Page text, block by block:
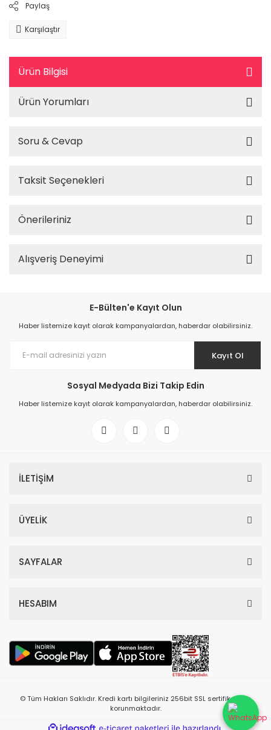
Paylaş
Karşılaştır
Ürün Bilgisi
Ürün Yorumları
Soru & Cevap
Taksit Seçenekleri
Önerileriniz
Alışveriş Deneyimi
E-Bülten'e Kayıt Olun
Haber listemize kayıt olarak kampanyalardan, haberdar olabilirsiniz.
Kayıt Ol
Sosyal Medyada Bizi Takip Edin
Haber listemize kayıt olarak kampanyalardan, haberdar olabilirsiniz.
İLETİŞİM
ÜYELİK
SAYFALAR
HESABIM
© Tüm Hakları Saklıdır. Kredi kartı bilgileriniz 256bit SSL sertifikası ile
korunmaktadır.
ideasoft ile